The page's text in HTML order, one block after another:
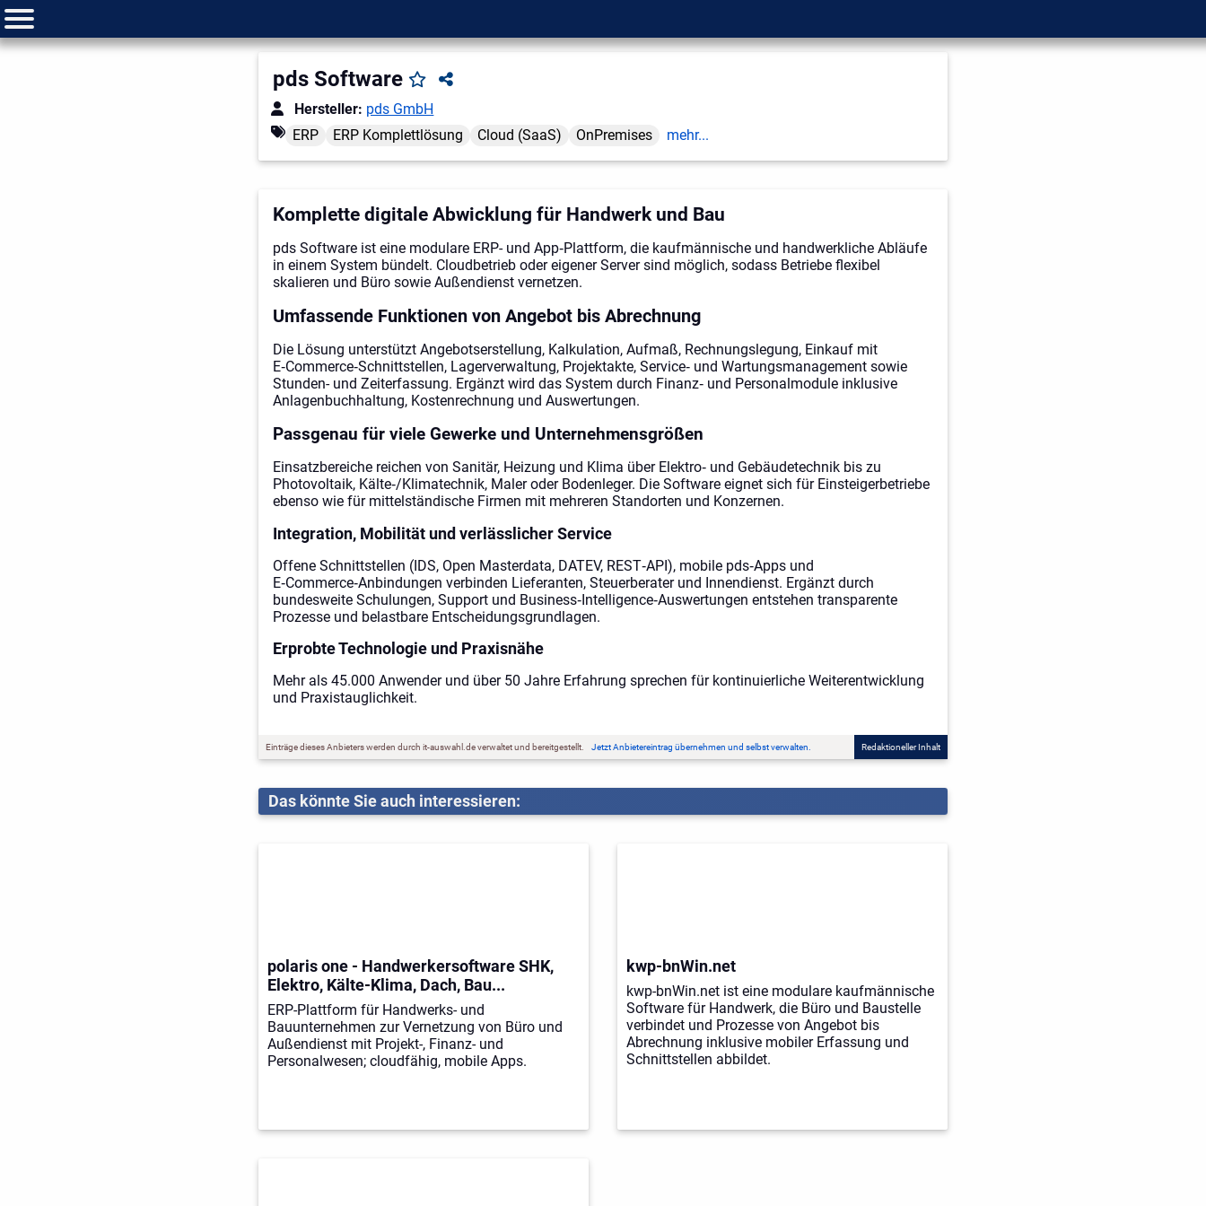
pds Software
Hersteller: pds GmbH
ERP
ERP Komplettlösung Cloud (SaaS) OnPremises mehr...
Komplette digitale Abwicklung für Handwerk und Bau
pds Software ist eine modulare ERP- und App‑Plattform, die kaufmännische und handwerkliche Abläufe
in einem System bündelt. Cloudbetrieb oder eigener Server sind möglich, sodass Betriebe flexibel
skalieren und Büro sowie Außendienst vernetzen.
Umfassende Funktionen von Angebot bis Abrechnung
Die Lösung unterstützt Angebotserstellung, Kalkulation, Aufmaß, Rechnungslegung, Einkauf mit
E‑Commerce‑Schnittstellen, Lagerverwaltung, Projektakte, Service‑ und Wartungsmanagement sowie
Stunden- und Zeiterfassung. Ergänzt wird das System durch Finanz‑ und Personalmodule inklusive
Anlagenbuchhaltung, Kostenrechnung und Auswertungen.
Passgenau für viele Gewerke und Unternehmensgrößen
Einsatzbereiche reichen von Sanitär, Heizung und Klima über Elektro‑ und Gebäudetechnik bis zu
Photovoltaik, Kälte‑/Klimatechnik, Maler oder Bodenleger. Die Software eignet sich für Einsteigerbetriebe
ebenso wie für mittelständische Firmen mit mehreren Standorten und Konzernen.
Integration, Mobilität und verlässlicher Service
Offene Schnittstellen (IDS, Open Masterdata, DATEV, REST‑API), mobile pds‑Apps und
E‑Commerce‑Anbindungen verbinden Lieferanten, Steuerberater und Innendienst. Ergänzt durch
bundesweite Schulungen, Support und Business‑Intelligence‑Auswertungen entstehen transparente
Prozesse und belastbare Entscheidungsgrundlagen.
Erprobte Technologie und Praxisnähe
Mehr als 45.000 Anwender und über 50 Jahre Erfahrung sprechen für kontinuierliche Weiterentwicklung
und Praxistauglichkeit.
Einträge dieses Anbieters werden durch it-auswahl.de verwaltet und bereitgestellt. Jetzt Anbietereintrag übernehmen und selbst verwalten. Redaktioneller Inhalt
Das könnte Sie auch interessieren:
polaris one - Handwerkersoftware SHK,
Elektro, Kälte-Klima, Dach, Bau...
ERP-Plattform für Handwerks- und
Bauunternehmen zur Vernetzung von Büro und
Außendienst mit Projekt-, Finanz- und
Personalwesen; cloudfähig, mobile Apps.
kwp-bnWin.net
kwp-bnWin.net ist eine modulare kaufmännische
Software für Handwerk, die Büro und Baustelle
verbindet und Prozesse von Angebot bis
Abrechnung inklusive mobiler Erfassung und
Schnittstellen abbildet.